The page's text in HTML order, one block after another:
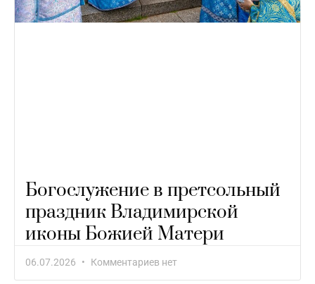
Богослужение в претсольный
праздник Владимирской
иконы Божией Матери
06.07.2026 Комментариев нет